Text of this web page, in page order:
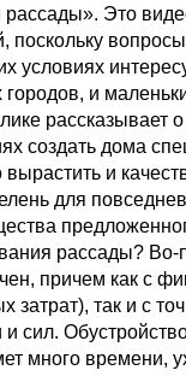
рассады». Это
поскольку
условиях
и
рассказывает
создать дома
и
для
рассады? Во-
причем как с
затрат), так и с
сил.
много времени,